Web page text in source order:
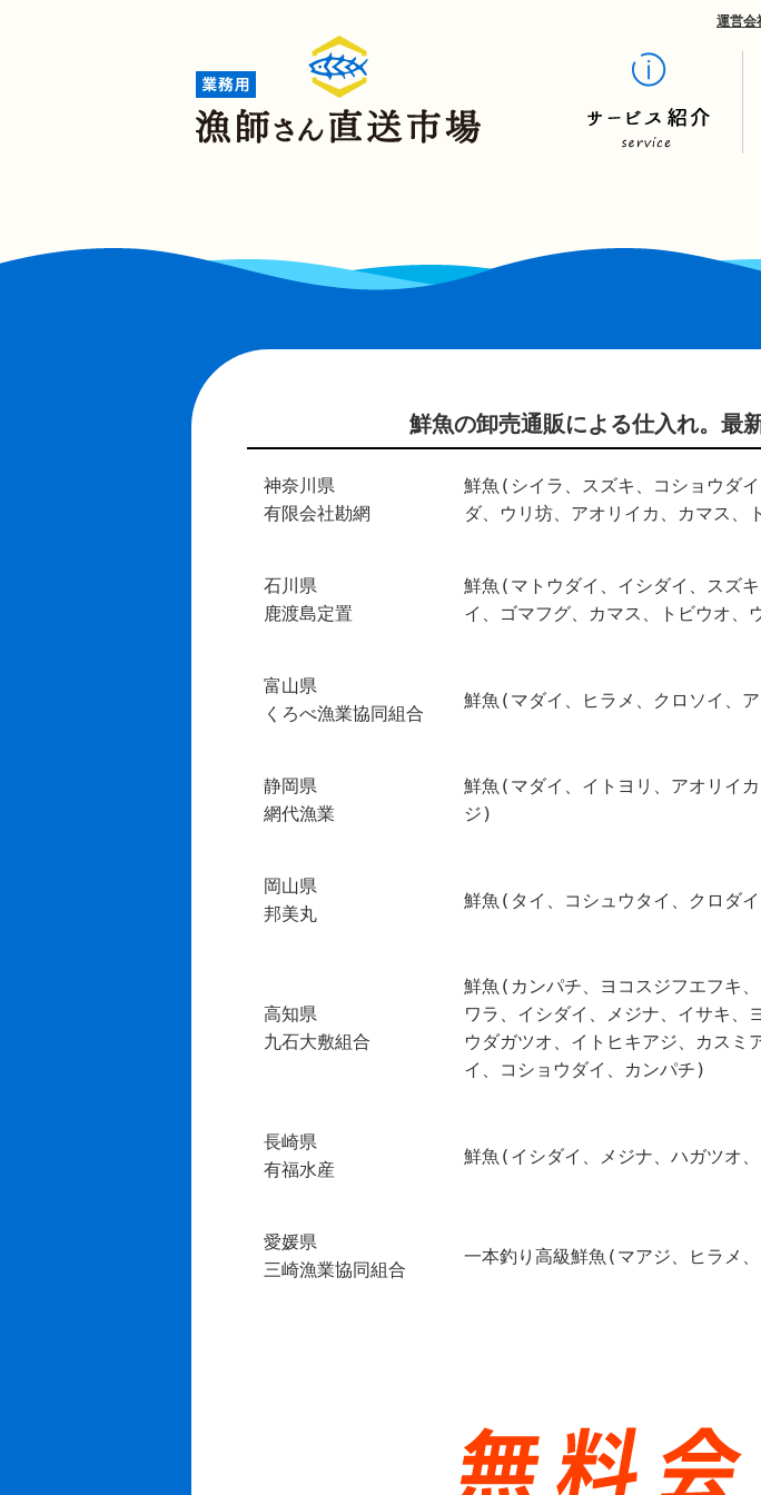
運営会
鮮魚の卸売通販による仕入れ。
神奈川県
有限会社勘網
鮮魚(シイラ、スズキ、コショウダ
ダ、ウリ坊、アオリイカ、カマス
石川県
鹿渡島定置
鮮魚(マトウダイ、イシダイ、スズ
イ、ゴマフグ、カマス、トビウオ、
富山県
くろべ漁業協同組合
鮮魚(マダイ、ヒラメ、クロソイ、
静岡県
網代漁業
鮮魚(マダイ、イトヨリ、アオリイ
ジ)
岡山県
邦美丸
鮮魚(タイ、コシュウタイ、クロダ
高知県
九石大敷組合
鮮魚(カンパチ、ヨコスジフエフキ
ワラ、イシダイ、メジナ、イサキ、
ウダガツオ、イトヒキアジ、カスミ
イ、コショウダイ、カンパチ)
長崎県
有福水産
鮮魚(イシダイ、メジナ、ハガツオ
愛媛県
三崎漁業協同組合
一本釣り高級鮮魚(マアジ、ヒラメ